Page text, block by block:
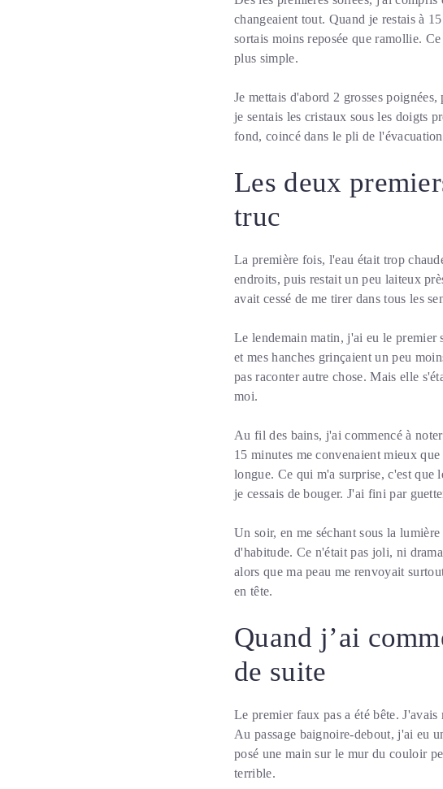
changeaient tout. Quand je restais à
sortais moins reposée que ramollie.
plus simple.
Je mettais d'abord 2 grosses
je sentais les cristaux sous les doigts
fond, coincé dans le pli de
Les deux
truc
La première fois, l'eau était trop
endroits, puis restait un peu laiteux
avait cessé de me tirer dans tous les
Le lendemain matin, j'ai eu le premier
et mes hanches grinçaient un peu
pas raconter autre chose. Mais elle
moi.
Au fil des bains, j'ai commencé à
15 minutes me convenaient mieux
longue. Ce qui m'a surprise, c'est que
je cessais de bouger. J'ai fini par
Un soir, en me séchant sous la
d'habitude. Ce n'était pas joli, ni
alors que ma peau me renvoyait
en tête.
Quand j’ai
de suite
Le premier faux pas a été bête.
Au passage baignoire-debout, j'ai eu
posé une main sur le mur du couloir
terrible.